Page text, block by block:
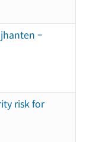
–
risk for